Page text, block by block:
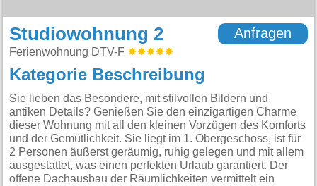
Studiowohnung 2
Ferienwohnung DTV-F
Anfragen
Kategorie Beschreibung
Sie lieben das Besondere, mit stilvollen Bildern und
antiken Details? Genießen Sie den einzigartigen Charme
dieser Wohnung mit all den kleinen Vorzügen des Komforts
und der Gemütlichkeit. Sie liegt im 1. Obergeschoss, ist für
2 Personen äußerst geräumig, ruhig gelegen und mit allem
ausgestattet, was einen perfekten Urlaub garantiert. Der
offene Dachausbau der Räumlichkeiten vermittelt ein